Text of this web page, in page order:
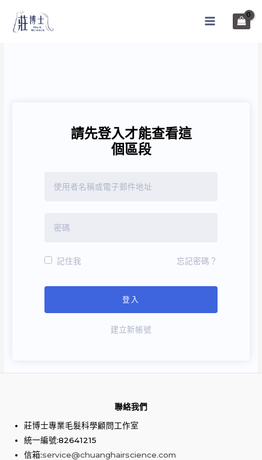
MAIN
請先登入才能查看這
個區段
記住我 忘記密碼？
建立新帳號
聯絡我們
莊博士專業毛髮科學顧問工作室
統一編號:82641215
信箱:service@chuanghairscience.com